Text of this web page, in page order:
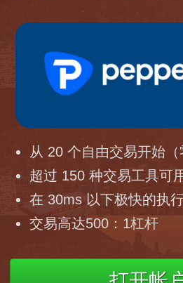
从 20 个自由交易开始（
超过 150 种交易工具可
在 30ms 以下极快的执
交易高达500：1杠杆